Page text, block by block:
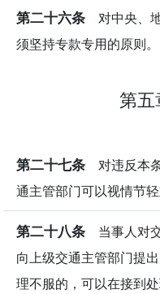
第二十六条 对中央、
须坚持专款专用的原则。
第
第二十七条 对违反本
通主管部门可以视情节
第二十八条 当事人对
向上级交通主管部门提
理不服的，可以在接到